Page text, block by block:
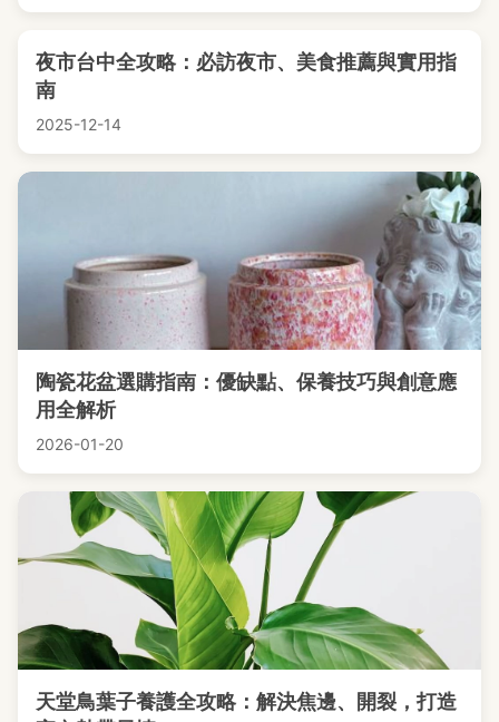
夜市台中全攻略：必訪夜市、美食推薦與實用指
南
2025-12-14
陶瓷花盆選購指南：優缺點、保養技巧與創意應
用全解析
2026-01-20
天堂鳥葉子養護全攻略：解決焦邊、開裂，打造